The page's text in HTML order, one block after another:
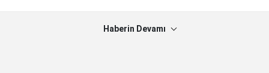
Haberin Devamı